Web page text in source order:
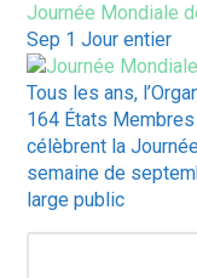
Journée Mondiale
Sep 1Jour entier
Tous les ans,
164 États
célèbrent la
semaine de
large public